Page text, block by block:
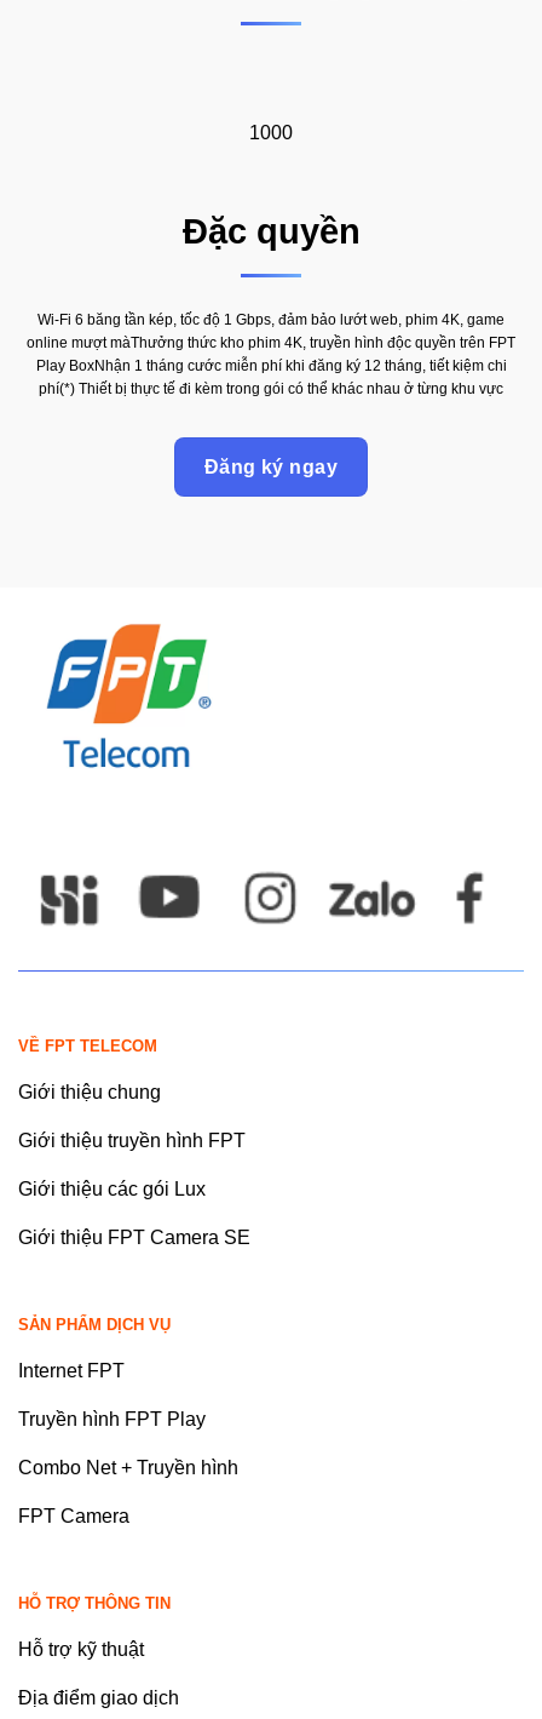
1000
Đặc quyền
Wi-Fi 6 băng tần kép, tốc độ 1 Gbps, đảm bảo lướt web, phim 4K, game
online mượt màThưởng thức kho phim 4K, truyền hình độc quyền trên FPT
Play BoxNhận 1 tháng cước miễn phí khi đăng ký 12 tháng, tiết kiệm chi
phí(*) Thiết bị thực tế đi kèm trong gói có thể khác nhau ở từng khu vực
Đăng ký ngay
VỀ FPT TELECOM
Giới thiệu chung
Giới thiệu truyền hình FPT
Giới thiệu các gói Lux
Giới thiệu FPT Camera SE
SẢN PHẨM DỊCH VỤ
Internet FPT
Truyền hình FPT Play
Combo Net + Truyền hình
FPT Camera
HỖ TRỢ THÔNG TIN
Hỗ trợ kỹ thuật
Địa điểm giao dịch